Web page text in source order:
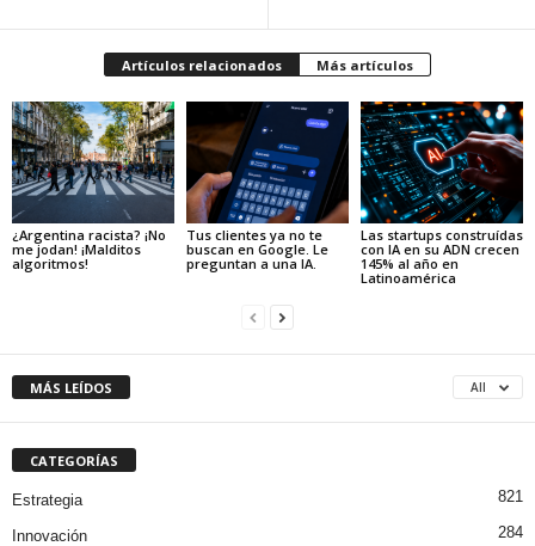
Artículos relacionados Más artículos
¿Argentina racista? ¡No
me jodan! ¡Malditos
algoritmos!
Tus clientes ya no te
buscan en Google. Le
preguntan a una IA.
Las startups construídas
con IA en su ADN crecen
145% al año en
Latinoamérica
MÁS LEÍDOS All
CATEGORÍAS
Estrategia 821
Innovación 284